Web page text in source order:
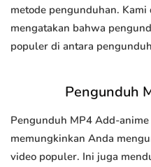
metode pengunduhan.
mengatakan bahwa
populer di antara
Pengunduh
Pengunduh MP4 Add-
memungkinkan Anda
video populer. Ini juga